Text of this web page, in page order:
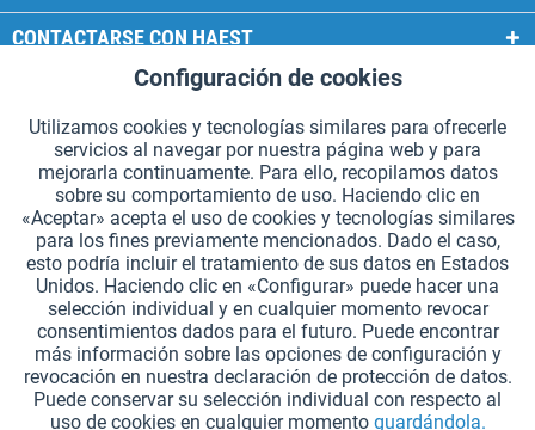
CONTACTARSE CON HAEST
SERVICIOS HAEST
INFORMACIÓN GENERAL
MODOS DE PAGO
*Todos los precios incluyen IVA. Se añaden los gastos de envío..
Configuración de cookies Solicitar catálogos (en alemán)
Grabados láser en testigos Boletín ¿Quiénes somos? Ayuda
Contacto Envío y pago Devolución y reembolso
Derecho de revocación Protección de datos
Funcionales Aktiv
Seguimiento Aktiv
Configuración de cookies
Utilizamos cookies y tecnologías similares para ofrecerle
servicios al navegar por nuestra página web y para
mejorarla continuamente. Para ello, recopilamos datos
sobre su comportamiento de uso. Haciendo clic en
«Aceptar» acepta el uso de cookies y tecnologías similares
para los fines previamente mencionados. Dado el caso,
esto podría incluir el tratamiento de sus datos en Estados
Unidos. Haciendo clic en «Configurar» puede hacer una
selección individual y en cualquier momento revocar
consentimientos dados para el futuro. Puede encontrar
más información sobre las opciones de configuración y
revocación en nuestra declaración de protección de datos.
Puede conservar su selección individual con respecto al
uso de cookies en cualquier momento guardándola.